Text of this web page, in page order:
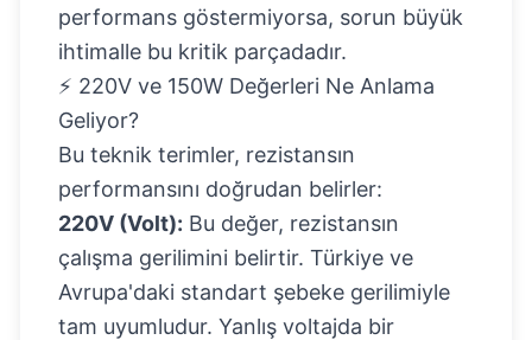
performans göstermiyorsa, sorun büyük
ihtimalle bu kritik parçadadır.
⚡ 220V ve 150W Değerleri Ne Anlama
Geliyor?
Bu teknik terimler, rezistansın
performansını doğrudan belirler:
220V (Volt): Bu değer, rezistansın
çalışma gerilimini belirtir. Türkiye ve
Avrupa'daki standart şebeke gerilimiyle
tam uyumludur. Yanlış voltajda bir